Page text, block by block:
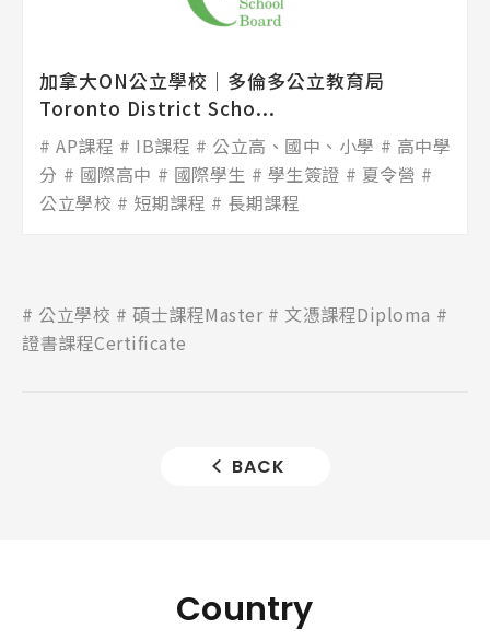
加拿大ON公立學校│多倫多公立教育局
Toronto District Scho...
AP課程 IB課程 公立高、國中、小學
高中學
分
國際高中 國際學生 學生簽證
夏令營
公立學校
短期課程 長期課程
公立學校 碩士課程Master
文憑課程Diploma
證書課程Certificate
BACK
Country